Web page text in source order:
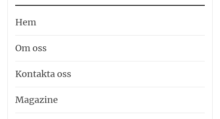
Hem
Om oss
Kontakta oss
Magazine